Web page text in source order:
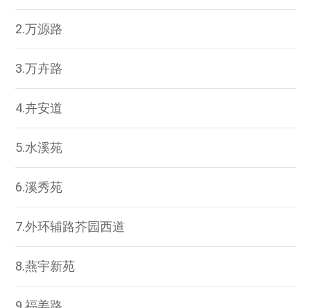
2.万源路
3.万卉路
4.卉安道
5.水溪苑
6.溪秀苑
7.外环辅路芥园西道
8.燕宇新苑